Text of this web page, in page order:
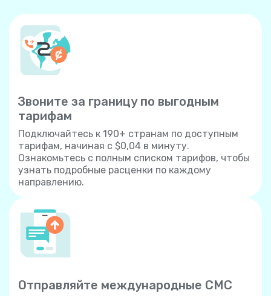
Звоните за границу по выгодным
тарифам
Подключайтесь к 190+ странам по доступным
тарифам, начиная с $0,04 в минуту.
Ознакомьтесь с полным списком тарифов, чтобы
узнать подробные расценки по каждому
направлению.
Отправляйте международные СМС